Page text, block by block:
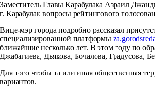
Заместитель Главы Карабулака Азраил
г. Карабулак вопросы рейтингового
Вице-мэр города подробно рассказал
специализированной платформы
ближайшие несколько лет. В этом году по
Джабагиева, Дьякова, Бочалова, Градусова,
Для того чтобы та или иная общественная
вариантов.